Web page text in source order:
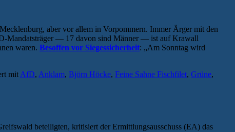
aber vor allem in Vorpommern. Immer Ärger mit den
Mandatsträger — 17 davon sind Männer — ist auf Krawall
waren. Besoffen vor Siegessicherheit: „Am Sonntag wird
mit AfD, Anklam, Björn Höcke, Feine Sahne Fischfilet, Grüne,
beteiligten, kritisiert der Ermittlungsausschuss (EA) das